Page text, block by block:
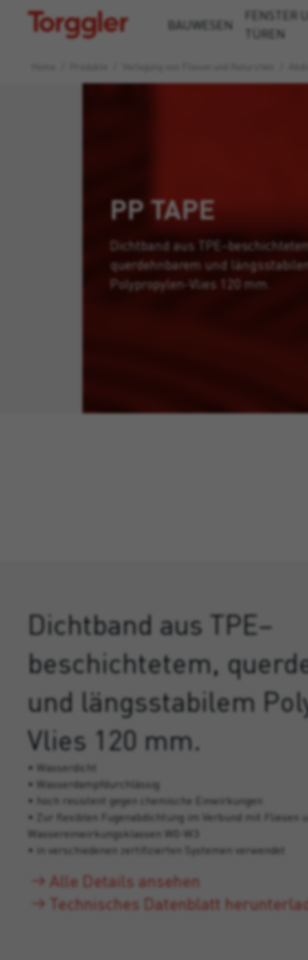
Torggler BAUWESEN
FENSTER
TÜREN
PP TAPE
Dichtband aus
querdehnbarem und
Polypropylen-Vlies 120 mm.
Dichtband aus TPE–
beschichtetem,
und längsstabilem
Vlies 120 mm.
• Wasserdicht
• Wasserdampfdurchlässig
• hoch resistent gegen chemische Einwirkungen
• Zur flexiblen Fugenabdichtung im Verbund mit Fliesen
Wassereinwirkungsklassen W0-W3
• in verschiedenen zertifizierten Systemen verwendet
Alle Details ansehen
Technisches Datenblatt